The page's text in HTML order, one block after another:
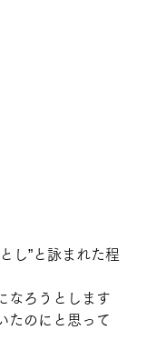
し”と詠まれた程
なろうとします
たのにと思って